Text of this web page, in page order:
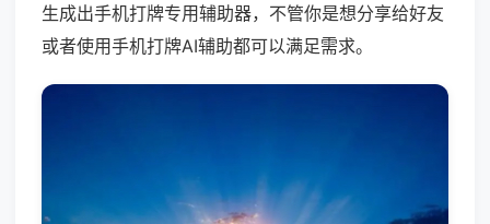
生成出手机打牌专用辅助器，不管你是想分享给好友
或者使用手机打牌AI辅助都可以满足需求。